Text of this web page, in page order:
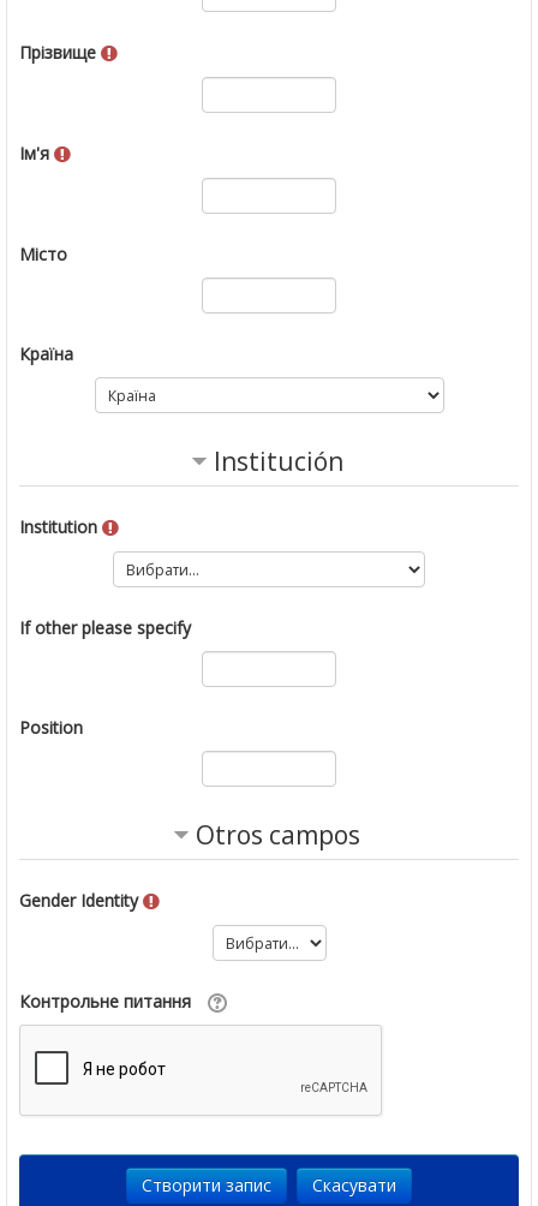
Прізвище
Ім'я
Місто
Країна
Institución
Institution
If other please specify
Position
Otros campos
Gender Identity
Контрольне питання